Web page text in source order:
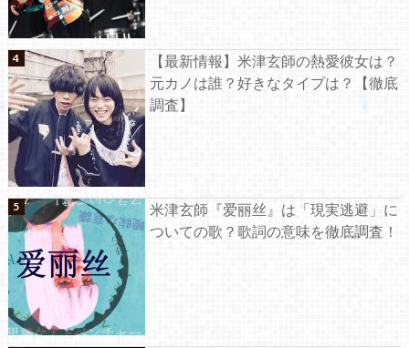
【最新情報】米津玄師の熱愛彼女は？
元カノは誰？好きなタイプは？【徹底
調査】
米津玄師『爱丽丝』は「現実逃避」に
ついての歌？歌詞の意味を徹底調査！